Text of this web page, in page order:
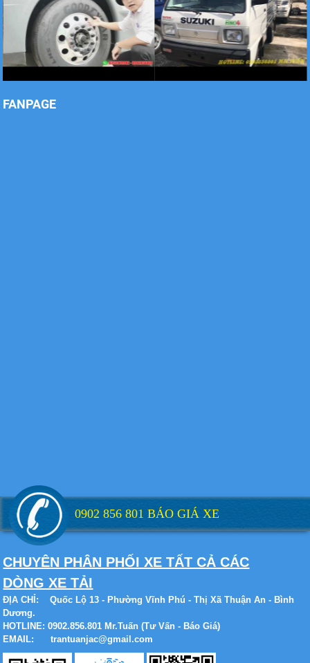
Xe tải Foton 990kg
FANPAGE
0902 856 801 BÁO GIÁ XE
CHUYÊN PHÂN PHỐI XE TẤT CẢ CÁC
DÒNG XE TẢI
ĐỊA CHỈ:
Quốc Lộ 13 - Phường Vĩnh Phú - Thị Xã Thuận An - Bình
Dương.
HOTLINE: 0902.856.801 Mr.Tuấn (Tư Vấn - Báo Giá)
EMAIL: trantuanjac@gmail.com